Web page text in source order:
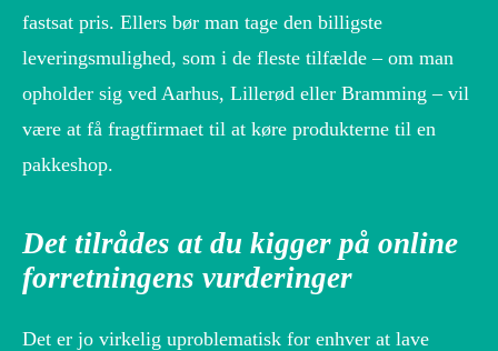
fastsat pris. Ellers bør man tage den billigste
leveringsmulighed, som i de fleste tilfælde – om man
opholder sig ved Aarhus, Lillerød eller Bramming – vil
være at få fragtfirmaet til at køre produkterne til en
pakkeshop.
Det tilrådes at du kigger på online
forretningens vurderinger
Det er jo virkelig uproblematisk for enhver at lave